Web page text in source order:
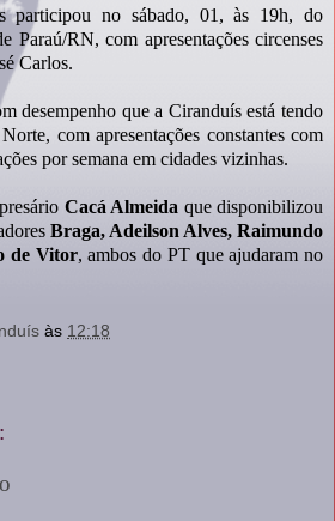
participou no sábado, 01, às 19h, do
Paraú/RN, com apresentações circenses
Carlos.
desempenho que a Ciranduís está tendo
com apresentações constantes com
por semana em cidades vizinhas.
Cacá Almeida que disponibilizou
Braga, Adeilson Alves, Raimundo
de Vitor, ambos do PT que ajudaram no
às 12:18